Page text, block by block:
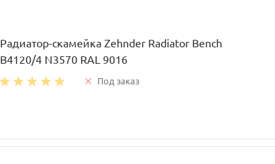
Радиатор-скамейка Zehnder Radiator Bench
B4120/4 N3570 RAL 9016
Под заказ